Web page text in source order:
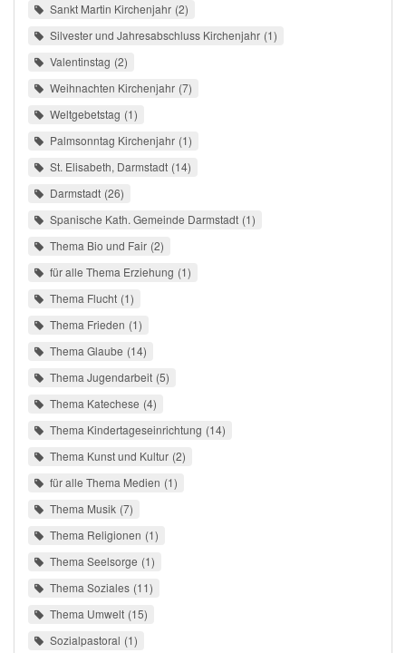
Sankt Martin Kirchenjahr 2
Silvester und Jahresabschluss Kirchenjahr 1
Valentinstag 2
Weihnachten Kirchenjahr 7
Weltgebetstag 1
Palmsonntag Kirchenjahr 1
St. Elisabeth, Darmstadt 14
Darmstadt 26
Spanische Kath. Gemeinde Darmstadt 1
Thema Bio und Fair 2
für alle Thema Erziehung 1
Thema Flucht 1
Thema Frieden 1
Thema Glaube 14
Thema Jugendarbeit 5
Thema Katechese 4
Thema Kindertageseinrichtung 14
Thema Kunst und Kultur 2
für alle Thema Medien 1
Thema Musik 7
Thema Religionen 1
Thema Seelsorge 1
Thema Soziales 11
Thema Umwelt 15
Sozialpastoral 1